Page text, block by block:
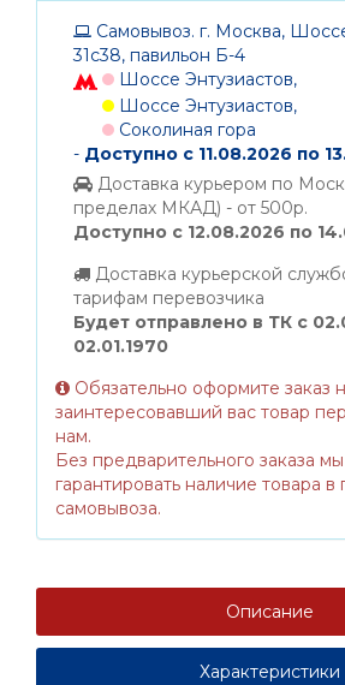
Самовывоз. г. Москва,
31с38, павильон Б-4
Шоссе Энтузиастов,
Шоссе Энтузиастов,
Соколиная гора
- Доступно с 11.08.2026 по
Доставка курьером по
пределах МКАД) - от 500р.
Доступно с 12.08.2026 по
Доставка курьерской
тарифам перевозчика
Будет отправлено в ТК с
02.01.1970
Обязательно оформите заказ
заинтересовавший вас товар
нам.
Без предварительного заказа
гарантировать наличие товара в
самовывоза.
Описание
Характеристики